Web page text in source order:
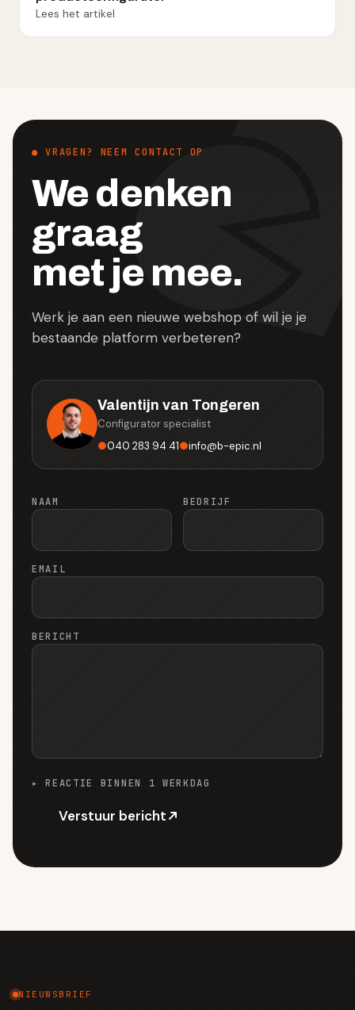
Lees het artikel
● VRAGEN? NEEM CONTACT OP
We denken
graag
met je mee.
Werk je aan een nieuwe webshop of wil je je
bestaande platform verbeteren?
Valentijn van Tongeren
Configurator specialist
●040 283 94 41●info@b-epic.nl
NAAM BEDRIJF
EMAIL
BERICHT
▸ REACTIE BINNEN 1 WERKDAG
Verstuur bericht
NIEUWSBRIEF